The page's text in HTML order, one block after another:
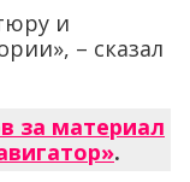
и
– сказал
за материал
.